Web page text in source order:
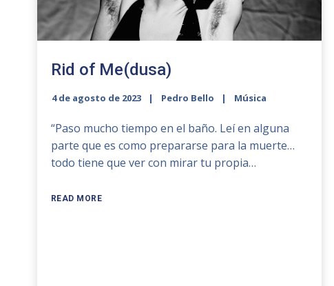
Rid of Me(dusa)
4 de agosto de 2023 Pedro Bello Música
“Paso mucho tiempo en el baño. Leí en alguna
parte que es como prepararse para la muerte…
todo tiene que ver con mirar tu propia…
READ MORE